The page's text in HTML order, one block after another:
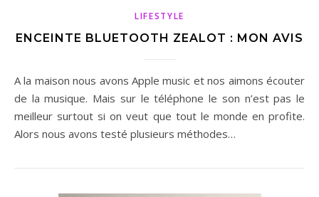
LIFESTYLE
ENCEINTE BLUETOOTH ZEALOT : MON AVIS
A la maison nous avons Apple music et nos aimons écouter
de la musique. Mais sur le téléphone le son n’est pas le
meilleur surtout si on veut que tout le monde en profite.
Alors nous avons testé plusieurs méthodes…